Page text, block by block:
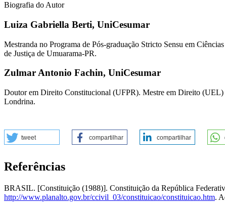
Biografia do Autor
Luiza Gabriella Berti, UniCesumar
Mestranda no Programa de Pós-graduação Stricto Sensu em
de Justiça de Umuarama-PR.
Zulmar Antonio Fachin, UniCesumar
Doutor em Direito Constitucional (UFPR). Mestre em Direito
Londrina.
tweet compartilhar compartilhar
Referências
BRASIL. [Constituição (1988)]. Constituição da República
http://www.planalto.gov.br/ccivil_03/constituicao/constituicao.htm.